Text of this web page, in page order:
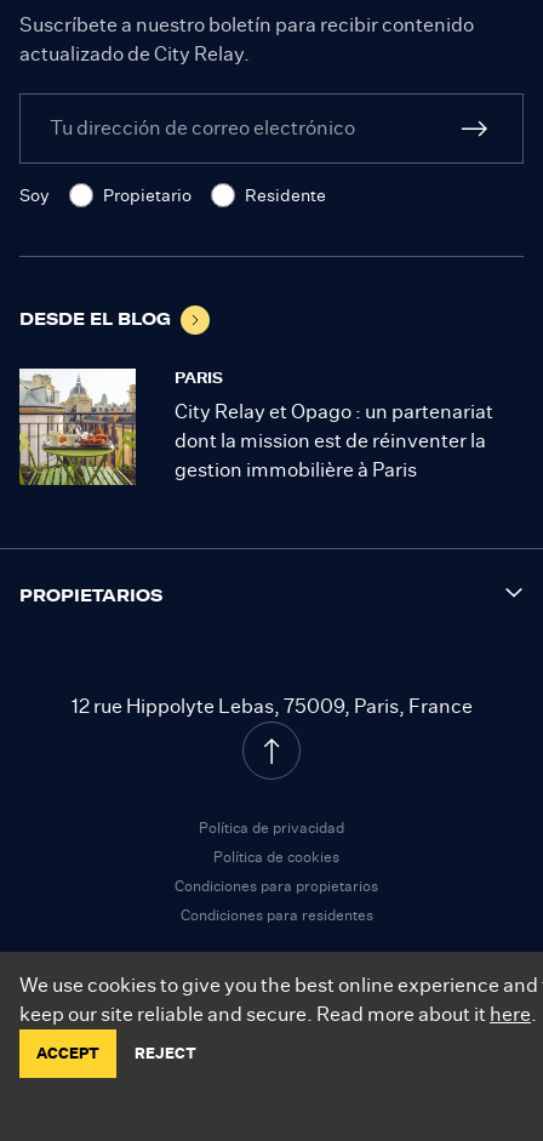
Suscríbete a nuestro boletín para recibir contenido
actualizado de City Relay.
Soy Propietario Residente
DESDE EL BLOG
PARIS
City Relay et Opago : un partenariat
dont la mission est de réinventer la
gestion immobilière à Paris
PROPIETARIOS
12 rue Hippolyte Lebas, 75009, Paris, France
Política de privacidad
Política de cookies
Condiciones para propietarios
Condiciones para residentes
©2026. City Relay. Todos los derechos reservados.
We use cookies to give you the best online experience and
keep our site reliable and secure. Read more about it here.
ACCEPT REJECT